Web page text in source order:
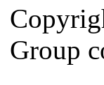
Group